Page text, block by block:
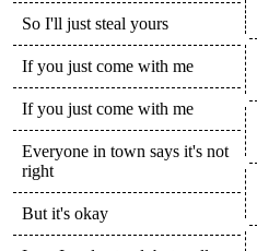
So I'll just steal yours
If you just come with me
If you just come with me
Everyone in town says it's not
right
But it's okay